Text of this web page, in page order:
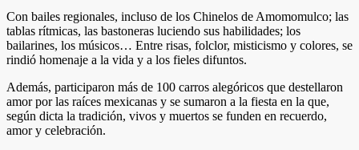
Con bailes regionales, incluso de los Chinelos de Amomomulco; las
tablas rítmicas, las bastoneras luciendo sus habilidades; los
bailarines, los músicos… Entre risas, folclor, misticismo y colores, se
rindió homenaje a la vida y a los fieles difuntos.
Además, participaron más de 100 carros alegóricos que destellaron
amor por las raíces mexicanas y se sumaron a la fiesta en la que,
según dicta la tradición, vivos y muertos se funden en recuerdo,
amor y celebración.